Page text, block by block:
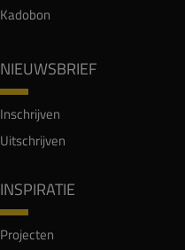
Kadobon
NIEUWSBRIEF
Inschrijven
Uitschrijven
INSPIRATIE
Projecten